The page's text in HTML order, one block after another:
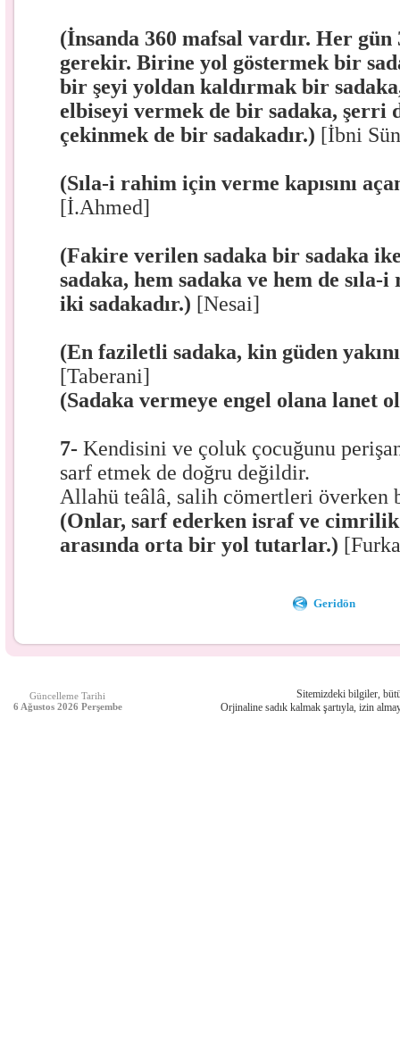
(İnsanda 360 mafsal vardır. Her gün
gerekir. Birine yol göstermek bir
bir şeyi yoldan kaldırmak bir
elbiseyi vermek de bir sadaka, şerri
çekinmek de bir sadakadır.) [İbni
(Sıla-i rahim için verme kapısını
[İ.Ahmed]
(Fakire verilen sadaka bir sadaka
sadaka, hem sadaka ve hem de
iki sadakadır.) [Nesai]
(En faziletli sadaka, kin güden
[Taberani]
(Sadaka vermeye engel olana lanet
7- Kendisini ve çoluk çocuğunu
sarf etmek de doğru değildir.
Allahü teâlâ, salih cömertleri överken
(Onlar, sarf ederken israf ve
arasında orta bir yol tutarlar.)
Geridön
Güncelleme Tarihi
6 Ağustos 2026 Perşembe
Sitemizdeki bilgiler,
Orjinaline sadık kalmak şartıyla, izin